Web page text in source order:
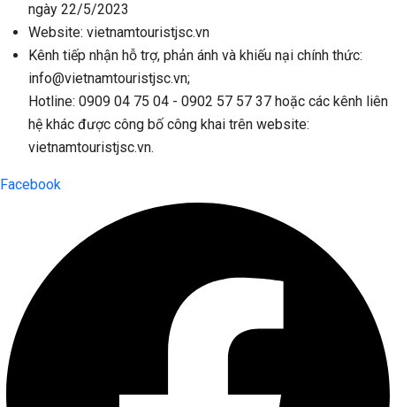
ngày 22/5/2023
Website: vietnamtouristjsc.vn
Kênh tiếp nhận hỗ trợ, phản ánh và khiếu nại chính thức:
info@vietnamtouristjsc.vn;
Hotline: 0909 04 75 04 - 0902 57 57 37 hoặc các kênh liên
hệ khác được công bố công khai trên website:
vietnamtouristjsc.vn.
Facebook